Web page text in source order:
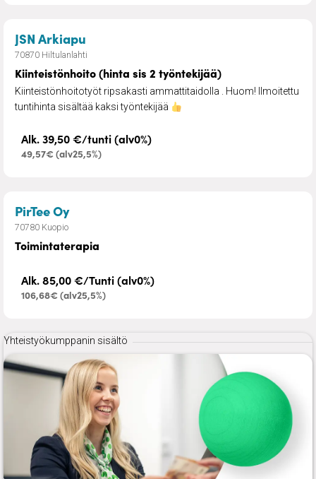
JSN Arkiapu
70870 Hiltulanlahti
Kiinteistönhoito (hinta sis 2 työntekijää)
Kiinteistönhoitotyöt ripsakasti ammattitaidolla . Huom! Ilmoitettu
tuntihinta sisältää kaksi työntekijää
Alk. 39,50 €/tunti (alv0%)
49,57€ (alv25,5%)
PirTee Oy– Toimintaterapia
70780 Kuopio
Toimintaterapia
Alk. 85,00 €/Tunti (alv0%)
106,68€ (alv25,5%)
Yhteistyökumppanin sisältö